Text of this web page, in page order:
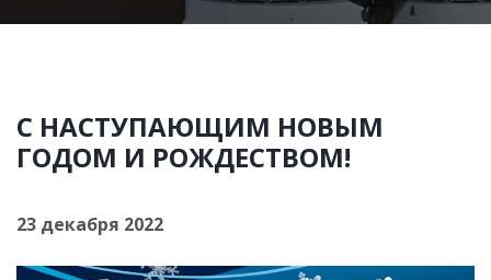
С НАСТУПАЮЩИМ НОВЫМ
ГОДОМ И РОЖДЕСТВОМ!
23 декабря 2022